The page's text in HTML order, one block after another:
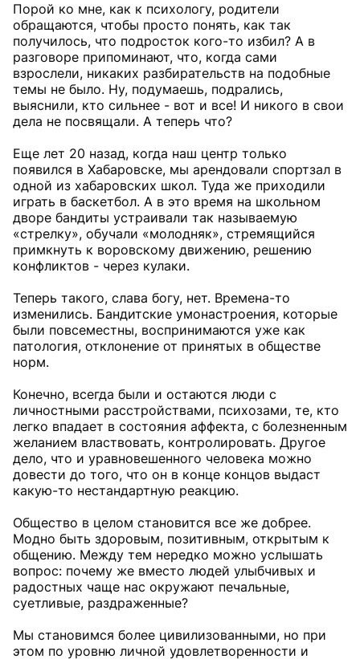
Порой ко мне, как к психологу, родители
обращаются, чтобы просто понять, как так
получилось, что подросток кого-то избил? А в
разговоре припоминают, что, когда сами
взрослели, никаких разбирательств на подобные
темы не было. Ну, подумаешь, подрались,
выяснили, кто сильнее - вот и все! И никого в свои
дела не посвящали. А теперь что?
Еще лет 20 назад, когда наш центр только
появился в Хабаровске, мы арендовали спортзал в
одной из хабаровских школ. Туда же приходили
играть в баскетбол. А в это время на школьном
дворе бандиты устраивали так называемую
«стрелку», обучали «молодняк», стремящийся
примкнуть к воровскому движению, решению
конфликтов - через кулаки.
Теперь такого, слава богу, нет. Времена-то
изменились. Бандитские умонастроения, которые
были повсеместны, воспринимаются уже как
патология, отклонение от принятых в обществе
норм.
Конечно, всегда были и остаются люди с
личностными расстройствами, психозами, те, кто
легко впадает в состояния аффекта, с болезненным
желанием властвовать, контролировать. Другое
дело, что и уравновешенного человека можно
довести до того, что он в конце концов выдаст
какую-то нестандартную реакцию.
Общество в целом становится все же добрее.
Модно быть здоровым, позитивным, открытым к
общению. Между тем нередко можно услышать
вопрос: почему же вместо людей улыбчивых и
радостных чаще нас окружают печальные,
суетливые, раздраженные?
Мы становимся более цивилизованными, но при
этом по уровню личной удовлетворенности и